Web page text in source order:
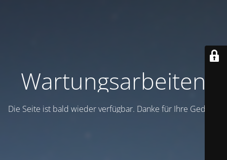
Wartungsarbeiten
Die Seite ist bald wieder verfügbar. Danke für Ihre Geduld!